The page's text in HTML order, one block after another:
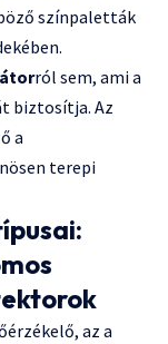
színpaletták
ról sem, ami a
biztosítja. Az
a
terepi
az a